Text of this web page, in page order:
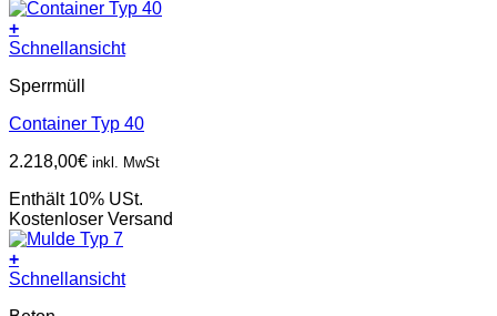
+
Schnellansicht
Sperrmüll
Container Typ 40
2.218,00€ inkl. MwSt
Enthält 10% USt.
Kostenloser Versand
+
Schnellansicht